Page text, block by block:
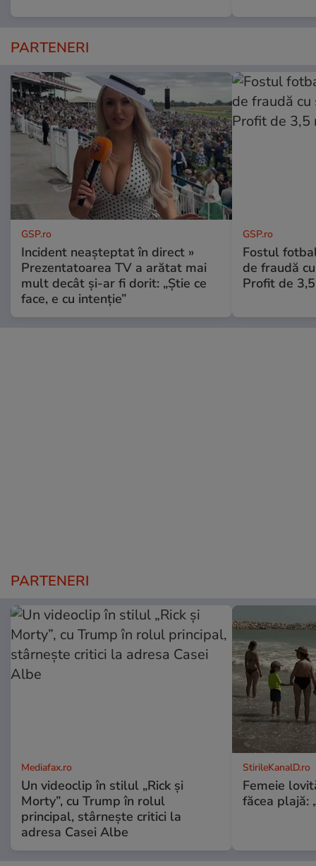
PARTENERI
GSP.ro
Incident neașteptat în direct »
Prezentatoarea TV a arătat mai
mult decât și-ar fi dorit: „Știe ce
face, e cu intenție”
GSP.ro
Fostul
de fraudă
Profit de
PARTENERI
Mediafax.ro
Un videoclip în stilul „Rick și
Morty”, cu Trump în rolul
principal, stârnește critici la
adresa Casei Albe
StirileKanalD.ro
Femeie
făcea plajă: